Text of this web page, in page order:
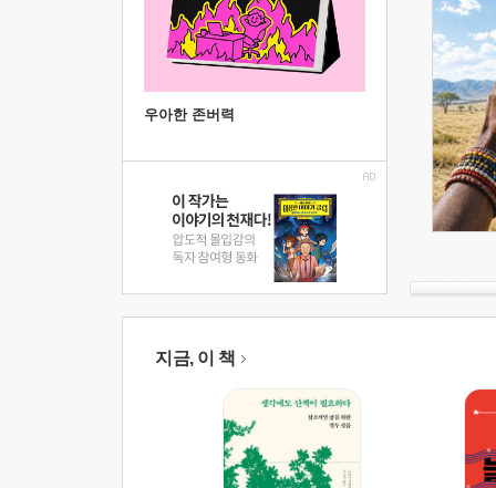
우아한 존버력
지금, 이 책